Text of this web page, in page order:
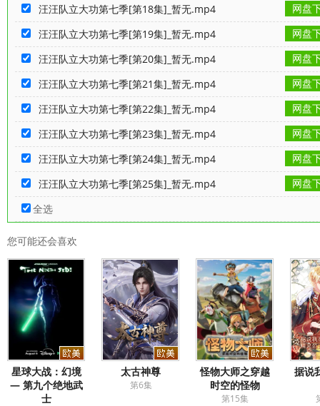
汪汪队立大功第七季[第18集]_暂无.mp4
网盘
汪汪队立大功第七季[第19集]_暂无.mp4
网盘
汪汪队立大功第七季[第20集]_暂无.mp4
网盘
汪汪队立大功第七季[第21集]_暂无.mp4
网盘
汪汪队立大功第七季[第22集]_暂无.mp4
网盘
汪汪队立大功第七季[第23集]_暂无.mp4
网盘
汪汪队立大功第七季[第24集]_暂无.mp4
网盘
汪汪队立大功第七季[第25集]_暂无.mp4
网盘
全选
您可能还会喜欢
星球大战：幻境
— 第九个绝地武
士
太古神尊
第6集
​怪物大师之穿越
时空的怪物​
第15集
据说